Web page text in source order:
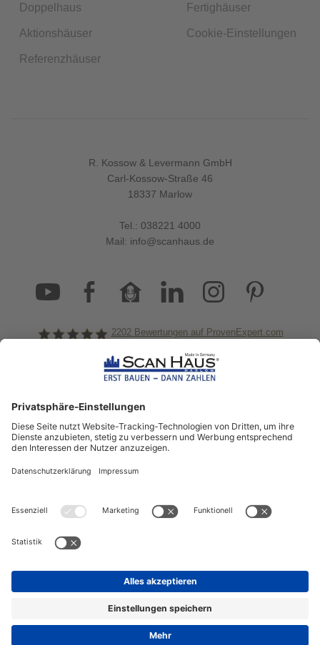
Doppelhaus
Aktionshäuser
Referenzhäuser
Fertighäuser
Cookie-Einstellungen
R. Kossow & Levermann GmbH
Carl-Kossow-Straße 46
18337 Marlow
Tel.: 038221 4000
Mail: info@scanhaus.de
ScanHaus Marlow
2202 Bewertungen auf ProvenExpert.com
informiert!
Aktuelle News rund um ScanHaus &
das Thema Hausbau
Sofort informiert über neue Artikel
ZUM NEWSLETTER ANMELDEN